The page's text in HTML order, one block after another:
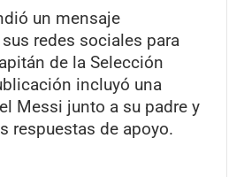
un mensaje
redes sociales para
de la Selección
incluyó una
Messi junto a su padre y
respuestas de apoyo.